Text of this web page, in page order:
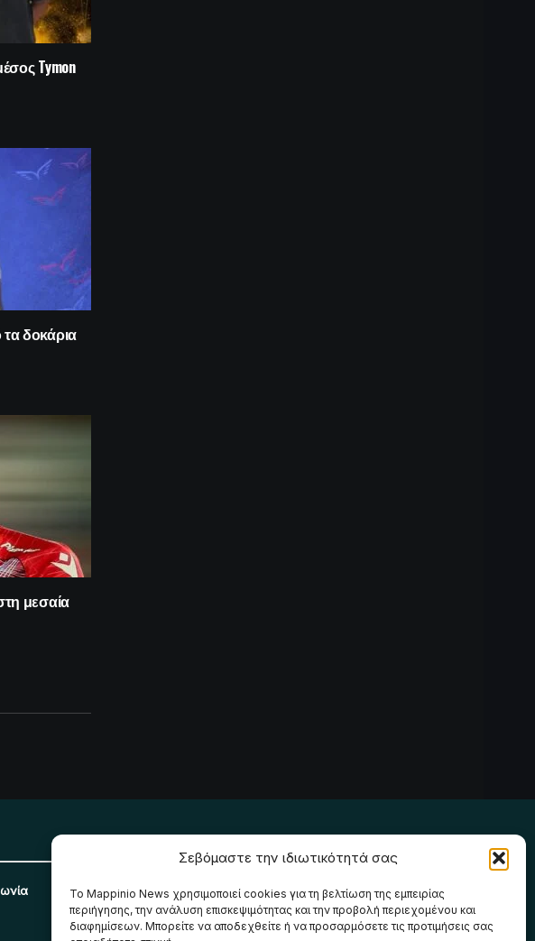
Σεβόμαστε την ιδιωτικότητά σας
Το Mappinio News χρησιμοποιεί cookies για τη βελτίωση της εμπειρίας
περιήγησης, την ανάλυση επισκεψιμότητας και την προβολή περιεχομένου και
διαφημίσεων. Μπορείτε να αποδεχθείτε ή να προσαρμόσετε τις προτιμήσεις σας
Tymon
δοκάρια
μεσαία